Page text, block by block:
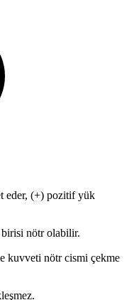
eder, (+) pozitif yük
nötr olabilir.
kuvveti nötr cismi çekme